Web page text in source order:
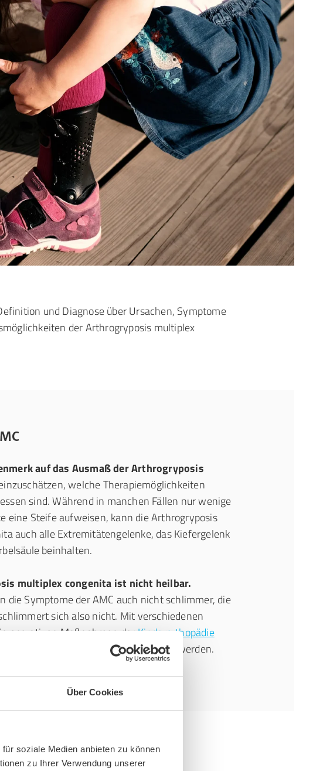
Über Cookies
soziale Medien anbieten zu können
zu Ihrer Verwendung unserer
und Diagnose über Ursachen, Symptome
der Arthrogryposis multiplex
auf das Ausmaß der Arthrogryposis
welche Therapiemöglichkeiten
sind. Während in manchen Fällen nur wenige
eine Steife aufweisen, kann die Arthrogryposis
auch alle Extremitätengelenke, das Kiefergelenk
beinhalten.
multiplex congenita ist nicht heilbar.
die Symptome der AMC auch nicht schlimmer, die
sich also nicht. Mit verschiedenen
operativen Maßnahmen der Kinderorthopädie
von Betroffenen maßgeblich erleichtert werden.